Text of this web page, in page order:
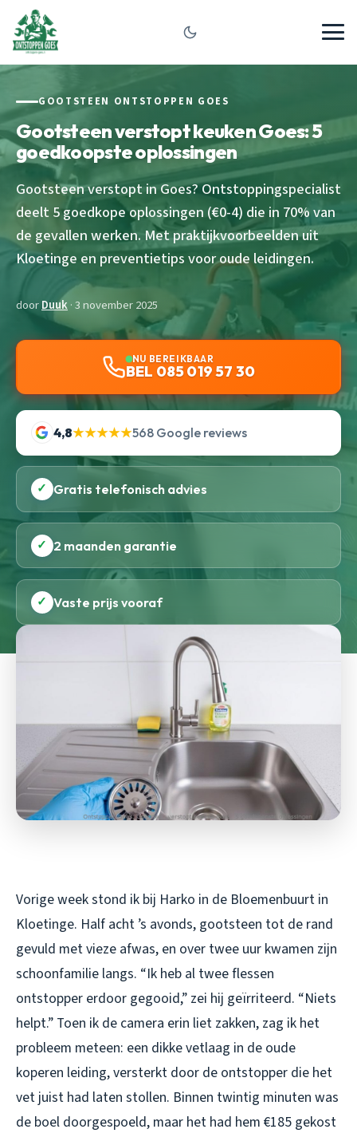
GOOTSTEEN ONTSTOPPEN GOES
Gootsteen verstopt keuken Goes: 5
goedkoopste oplossingen
Gootsteen verstopt in Goes? Ontstoppingspecialist
deelt 5 goedkope oplossingen (€0-4) die in 70% van
de gevallen werken. Met praktijkvoorbeelden uit
Kloetinge en preventietips voor oude leidingen.
doorDuuk· 3 november 2025
NU BEREIKBAAR
BEL 085 019 57 30
4,8★★★★★568 Google reviews
✓ Gratis telefonisch advies
✓ 2 maanden garantie
✓ Vaste prijs vooraf
Vorige week stond ik bij Harko in de Bloemenbuurt in
Kloetinge. Half acht ’s avonds, gootsteen tot de rand
gevuld met vieze afwas, en over twee uur kwamen zijn
schoonfamilie langs. “Ik heb al twee flessen
ontstopper erdoor gegooid,” zei hij geïrriteerd. “Niets
helpt.” Toen ik de camera erin liet zakken, zag ik het
probleem meteen: een dikke vetlaag in de oude
koperen leiding, versterkt door de ontstopper die het
vet juist had laten stollen. Binnen twintig minuten was
de boel doorgespoeld, maar het had hem €185 gekost